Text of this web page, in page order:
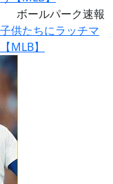
ボールパーク速報
供たちにラッチマ
MLB】